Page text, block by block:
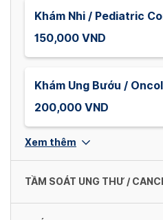
Khám Nhi / Pediatric
150,000 VND
Khám Ung Bướu /
200,000 VND
Xem thêm
TẦM SOÁT UNG THƯ /